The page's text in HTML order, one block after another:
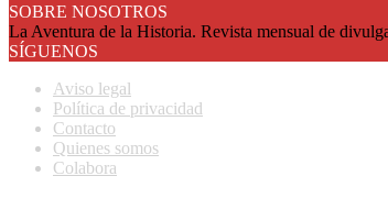
SOBRE NOSOTROS
La Aventura de la Historia. Revista mensual de
SÍGUENOS
Aviso legal
Política de privacidad
Contacto
Quienes somos
Colabora